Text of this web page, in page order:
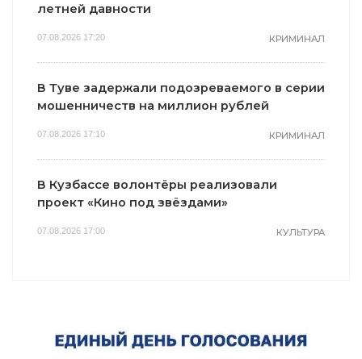
летней давности
07.08.2026 17:20 КРИМИНАЛ
В Туве задержали подозреваемого в серии
мошенничеств на миллион рублей
07.08.2026 17:10 КРИМИНАЛ
В Кузбассе волонтёры реализовали
проект «Кино под звёздами»
07.08.2026 17:00 КУЛЬТУРА